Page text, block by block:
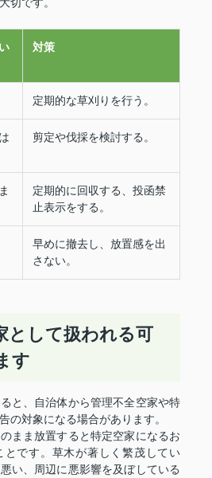
対策
定期的な草刈りを行う。
剪定や伐採を検討する。
定期的に回収する、投函禁
止表示をする。
早めに撤去し、放置感を出
さない。
として扱われる可
す
と、自治体から管理不全空家や特
の対象になる場合があります。
まま放置すると特定空家になるお
とです。草木が著しく繁茂してい
い、周辺に悪影響を及ぼしている